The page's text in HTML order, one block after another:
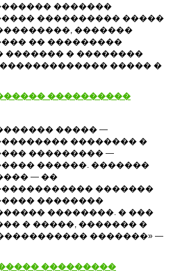
�������
���������� �����
�������
�� ���������
������� � ��������
����� �
����������
����� —
�������� �
��������� —
������. �������
— ��
�������
��������
��������. � ���
� �����, ������� �
�������» —
���������